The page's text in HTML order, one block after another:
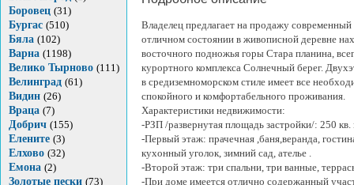
Боровец (31)
Бургас (510)
Бяла (102)
Варна (1198)
Велико Тырново (111)
Велинград (61)
Видин (26)
Враца (7)
Добрич (155)
Елените (3)
Елхово (32)
Емона (2)
Золотые пески (73)
Владелец предлагает на продажу
отличном состоянии в живописной деревне
восточного подножья горы Стара планина,
курортного комплекса Солнечный берег.
в средиземноморском стиле имеет все
спокойного и комфортабельного проживания.
Характеристики недвижимости:
-РЗП /развернутая площадь застройки/: 250 кв.
-Первый этаж: прачечная ,баня,веранда,
кухонный уголок, зимний сад, ателье .
-Второй этаж: три спальни, три ванные,
-При доме имеется отлично содержанный